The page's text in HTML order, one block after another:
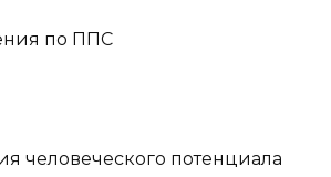
по ППС
человеческого потенциала